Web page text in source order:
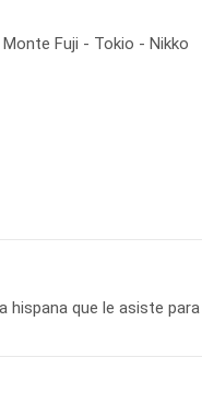
Fuji - Tokio - Nikko
hispana que le asiste